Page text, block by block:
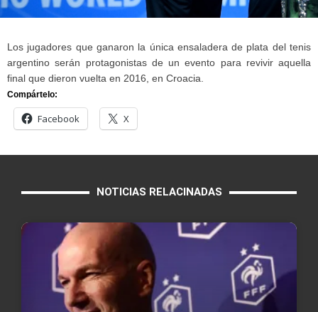
Los jugadores que ganaron la única ensaladera de plata del tenis
argentino serán protagonistas de un evento para revivir aquella
final que dieron vuelta en 2016, en Croacia.
Compártelo:
Facebook X
NOTICIAS RELACINADAS